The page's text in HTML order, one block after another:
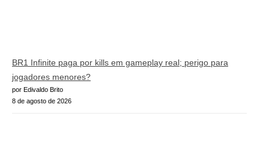
BR1 Infinite paga por kills em gameplay real; perigo para
jogadores menores?
por Edivaldo Brito
8 de agosto de 2026